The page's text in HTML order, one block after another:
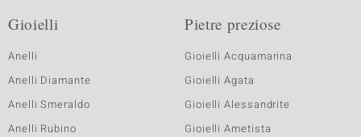
Gioielli
Anelli
Anelli Diamante
Anelli Smeraldo
Anelli Rubino
Pietre preziose
Gioielli Acquamarina
Gioielli Agata
Gioielli Alessandrite
Gioielli Ametista